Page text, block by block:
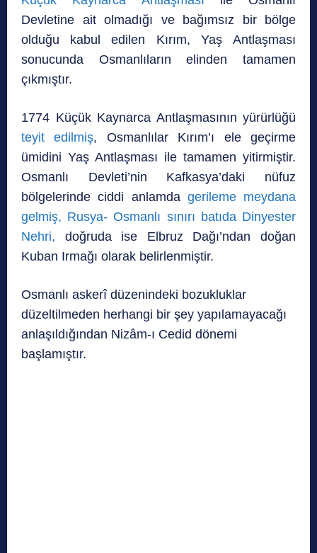
Devletine ait olmadığı ve bağımsız bir bölge
olduğu kabul edilen Kırım, Yaş Antlaşması
sonucunda Osmanlıların elinden tamamen
çıkmıştır.
1774 Küçük Kaynarca Antlaşmasının yürürlüğü
teyit edilmiş, Osmanlılar Kırım’ı ele geçirme
ümidini Yaş Antlaşması ile tamamen yitirmiştir.
Osmanlı Devleti’nin Kafkasya’daki nüfuz
bölgelerinde ciddi anlamda gerileme meydana
gelmiş, Rusya- Osmanlı sınırı batıda Dinyester
Nehri, doğruda ise Elbruz Dağı’ndan doğan
Kuban Irmağı olarak belirlenmiştir.
Osmanlı askerî düzenindeki bozukluklar
düzeltilmeden herhangi bir şey yapılamayacağı
anlaşıldığından Nizâm-ı Cedid dönemi
başlamıştır.